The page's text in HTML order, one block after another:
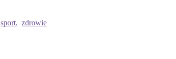
sport, zdrowie